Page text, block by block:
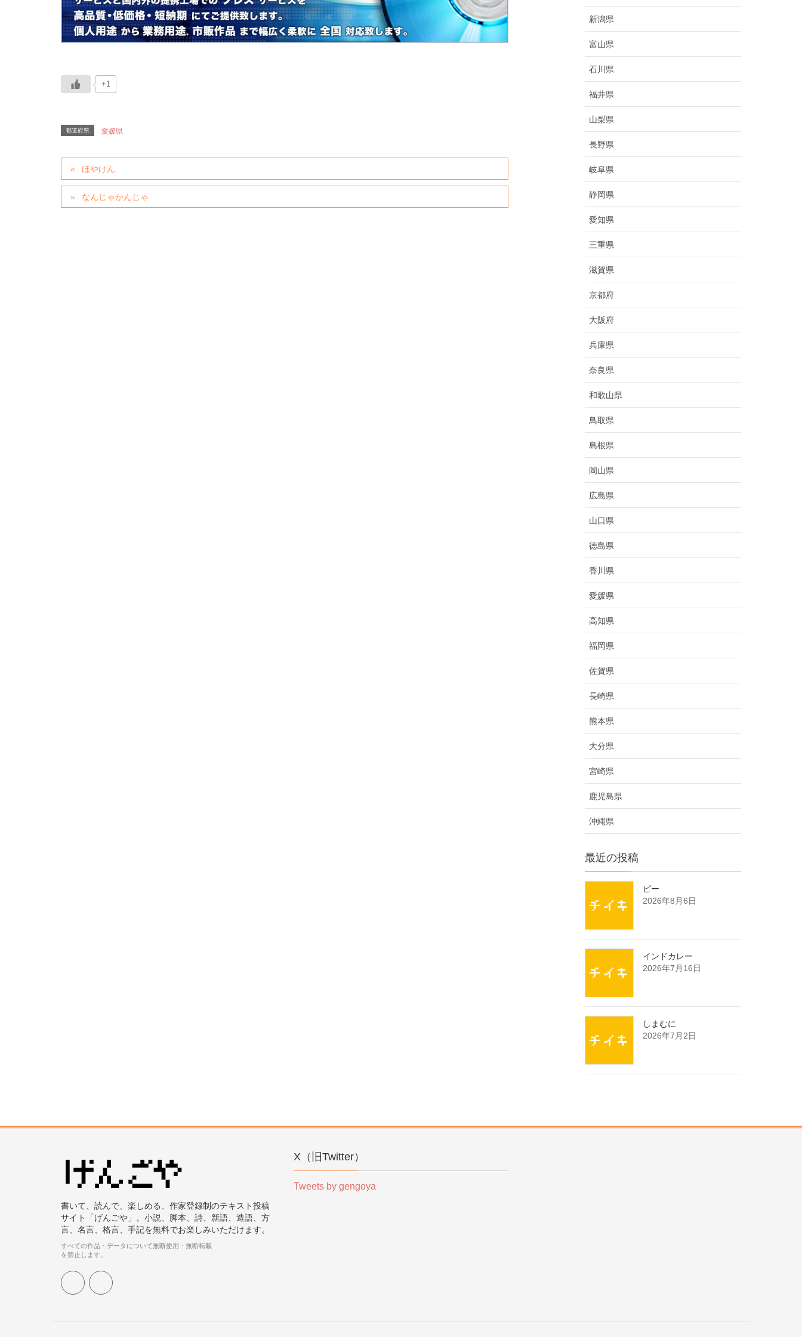
+1
都道府県 愛媛県
ほやけん
なんじゃかんじゃ
新潟県
富山県
石川県
福井県
山梨県
長野県
岐阜県
静岡県
愛知県
三重県
滋賀県
京都府
大阪府
兵庫県
奈良県
和歌山県
鳥取県
島根県
岡山県
広島県
山口県
徳島県
香川県
愛媛県
高知県
福岡県
佐賀県
長崎県
熊本県
大分県
宮崎県
鹿児島県
沖縄県
最近の投稿
ピー
2026年8月6日
インドカレー
2026年7月16日
しまむに
2026年7月2日
書いて、読んで、楽しめる、作家登録制のテキスト投稿
サイト「げんごや」。小説、脚本、詩、新語、造語、方
言、名言、格言、手記を無料でお楽しみいただけます。
すべての作品・データについて無断使用・無断転載
を禁止します。
X（旧Twitter）
Tweets by gengoya